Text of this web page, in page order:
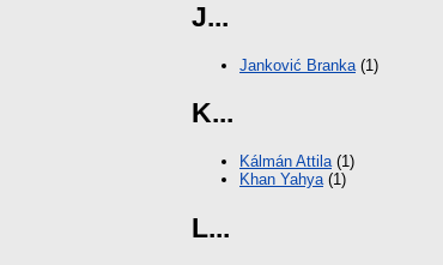
J...
Janković Branka(1)
K...
Kálmán Attila(1)
Khan Yahya(1)
L...